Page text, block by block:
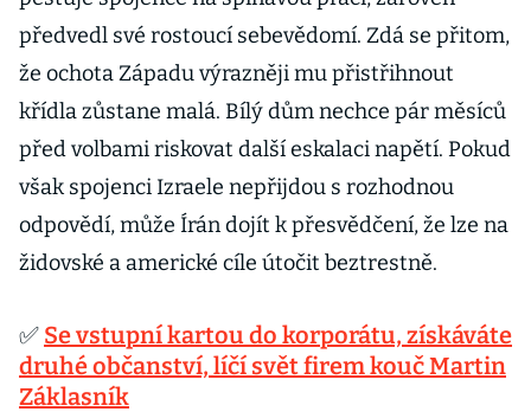
předvedl své rostoucí sebevědomí. Zdá se přitom,
že ochota Západu výrazněji mu přistřihnout
křídla zůstane malá. Bílý dům nechce pár měsíců
před volbami riskovat další eskalaci napětí. Pokud
však spojenci Izraele nepřijdou s rozhodnou
odpovědí, může Írán dojít k přesvědčení, že lze na
židovské a americké cíle útočit beztrestně.
✅ Se vstupní kartou do korporátu, získáváte
druhé občanství, líčí svět firem kouč Martin
Záklasník